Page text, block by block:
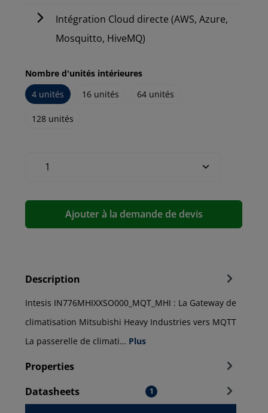
Intégration Cloud directe (AWS, Azure,
Mosquitto, HiveMQ)
Nombre d'unités intérieures
4 unités
16 unités 64 unités
128 unités
Ajouter à la demande de devis
Description
Intesis IN776MHIXXSO000_MQT_MHI : La Gateway de
climatisation Mitsubishi Heavy Industries vers MQTT
La passerelle de climati… Plus
Properties
Datasheets
1